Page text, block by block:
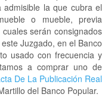
la que cubra el
o mueble, previa
serán consignados
Juzgado, en el Banco
usado con frecuencia y
a comprar uno de
De La Publicación Real
del Banco Popular.